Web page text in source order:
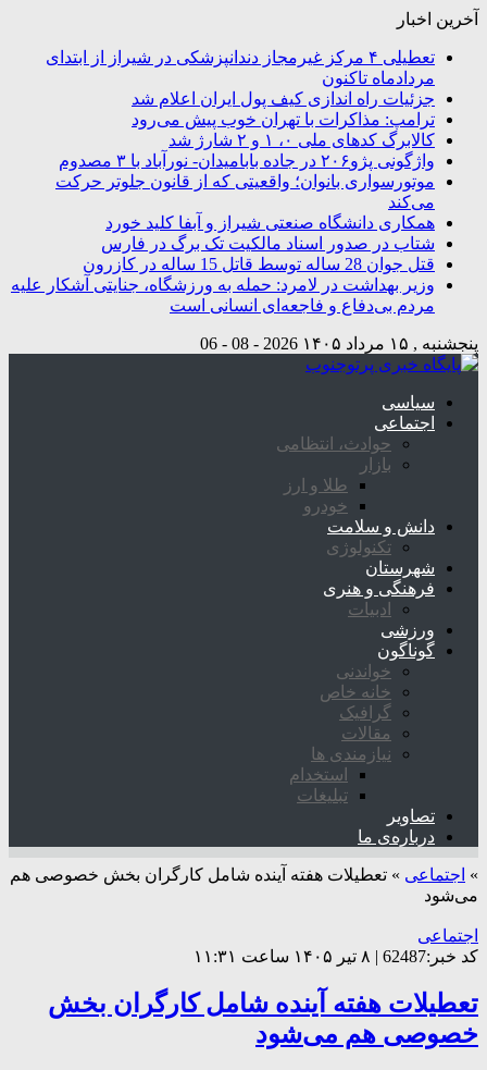
آخرین اخبار
تعطیلی ۴ مرکز غیرمجاز دندانپزشکی در شیراز از ابتدای
مردادماه تاکنون
جزئیات راه اندازی کیف پول ایران اعلام شد
ترامپ: مذاکرات با تهران خوب پیش می‌رود
کالابرگ کدهای ملی ۰، ۱ و ۲ شارژ شد
واژگونی پژو۲۰۶ در جاده بابامیدان- نورآباد با ۳ مصدوم
موتورسواری بانوان؛ واقعیتی که از قانون جلوتر حرکت
می‌کند
همکاری دانشگاه صنعتی شیراز و آبفا کلید خورد
شتاب در صدور اسناد مالکیت تک برگ در فارس
قتل جوان 28 ساله توسط قاتل 15 ساله در کازرون
وزیر بهداشت در لامرد: حمله به ورزشگاه، جنایتی آشکار علیه
مردم بی‌دفاع و فاجعه‌ای انسانی است
پنجشنبه , ۱۵ مرداد ۱۴۰۵ 2026 - 08 - 06
سیاسی
اجتماعی
حوادث، انتظامی
بازار
طلا و ارز
خودرو
دانش و سلامت
تکنولوژی
شهرستان
فرهنگی و هنری
ادبیات
ورزشی
گوناگون
خواندنی
خانه خاص
گرافیک
مقالات
نیازمندی ها
استخدام
تبلیغات
تصاویر
درباره‌ی ما
» اجتماعی » تعطیلات هفته آینده شامل کارگران بخش خصوصی هم
می‌شود
اجتماعی
کد خبر:62487 | ۸ تیر ۱۴۰۵ ساعت ۱۱:۳۱
تعطیلات هفته آینده شامل کارگران بخش
خصوصی هم می‌شود